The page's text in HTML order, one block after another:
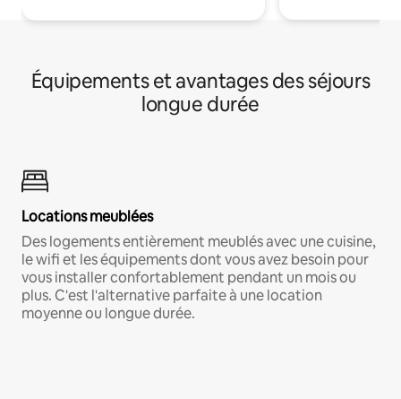
Équipements et avantages des séjours
longue durée
Locations meublées
Des logements entièrement meublés avec une cuisine,
le wifi et les équipements dont vous avez besoin pour
vous installer confortablement pendant un mois ou
plus. C'est l'alternative parfaite à une location
moyenne ou longue durée.